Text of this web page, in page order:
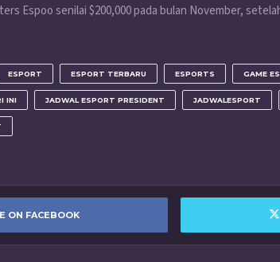
Espoo senilai $200,000 pada bulan November,
ESPORT ESPORT TERBARU ESPORTS GAME
INI JADWAL ESPORT PRESIDENT JADWALESPORT
ON FACEBOOK